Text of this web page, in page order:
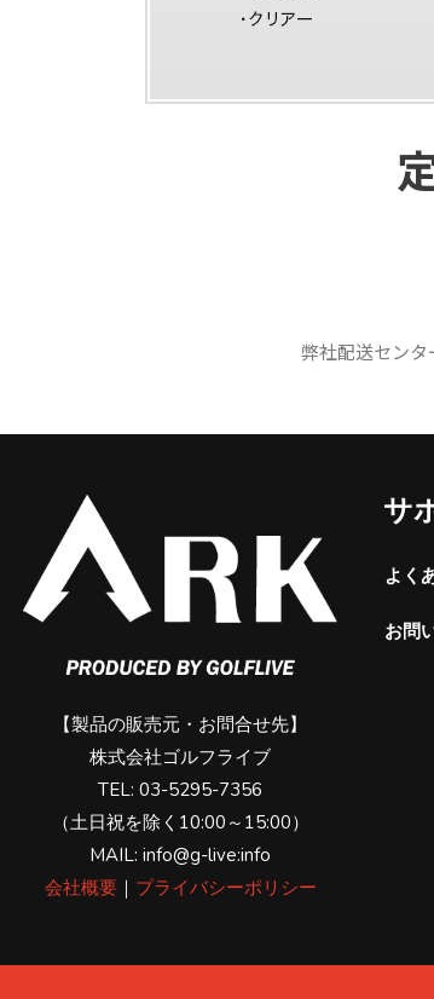
弊社配送センタ
【製品の販売元・お問合せ先】
株式会社ゴルフライブ
TEL: 03-5295-7356
（土日祝を除く10:00～15:00）
MAIL: info@g-live:info
会社概要｜ プライバシーポリシー
サ
よく
お問